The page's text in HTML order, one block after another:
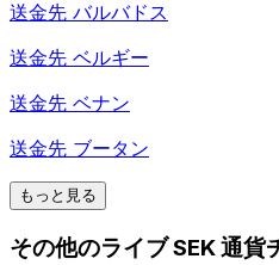
送金先 バルバドス
送金先 ベルギー
送金先 ベナン
送金先 ブータン
もっと見る
その他のライブ SEK 通貨